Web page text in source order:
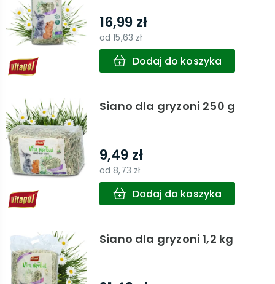
16,99 zł
od15,63 zł
Dodaj do koszyka
Siano dla gryzoni 250 g
9,49 zł
od8,73 zł
Dodaj do koszyka
Siano dla gryzoni 1,2 kg